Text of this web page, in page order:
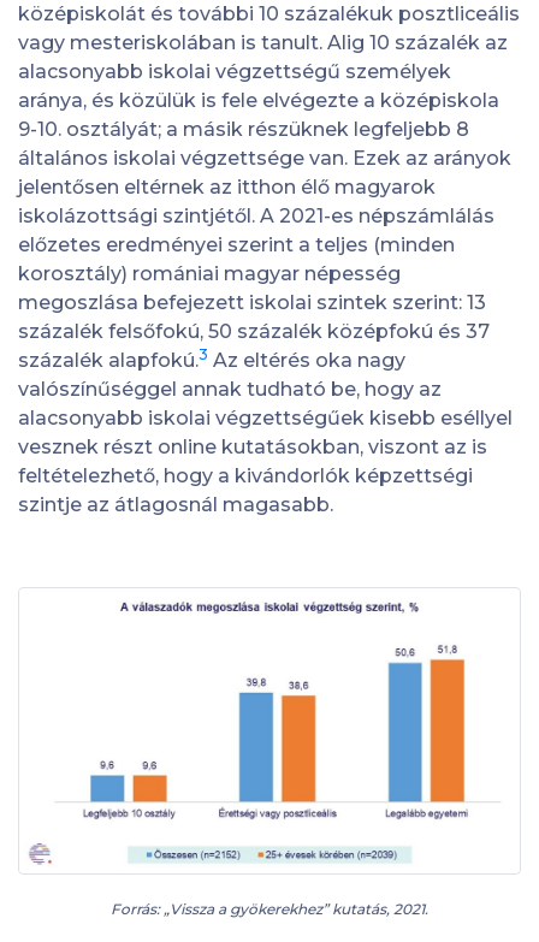
középiskolát és további 10 százalékuk posztliceális
vagy mesteriskolában is tanult. Alig 10 százalék az
alacsonyabb iskolai végzettségű személyek
aránya, és közülük is fele elvégezte a középiskola
9-10. osztályát; a másik részüknek legfeljebb 8
általános iskolai végzettsége van. Ezek az arányok
jelentősen eltérnek az itthon élő magyarok
iskolázottsági szintjétől. A 2021-es népszámlálás
előzetes eredményei szerint a teljes (minden
korosztály) romániai magyar népesség
megoszlása befejezett iskolai szintek szerint: 13
százalék felsőfokú, 50 százalék középfokú és 37
százalék alapfokú.3 Az eltérés oka nagy
valószínűséggel annak tudható be, hogy az
alacsonyabb iskolai végzettségűek kisebb eséllyel
vesznek részt online kutatásokban, viszont az is
feltételezhető, hogy a kivándorlók képzettségi
szintje az átlagosnál magasabb.
Forrás: „Vissza a gyökerekhez” kutatás, 2021.